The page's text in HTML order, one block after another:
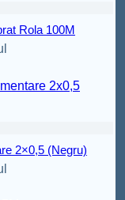
Rola 100M
2×0,5 (Negru)